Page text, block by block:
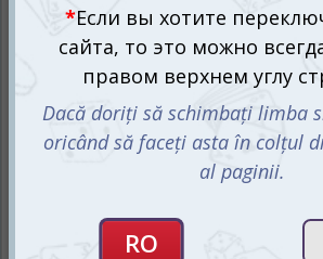
Мистериум – это захватывающая
которой один из игроков
призрака, пытающегося донести до
своей гибели. Используя карты
будет направлять экстрасенсов,
правильно интерпретировать его
столкнуться с новыми картами
орудий убийства и, конечно же,